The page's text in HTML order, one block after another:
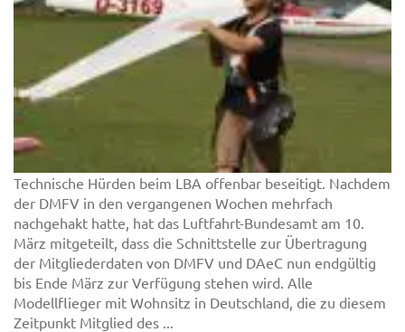
Technische Hürden beim LBA offenbar beseitigt. Nachdem
der DMFV in den vergangenen Wochen mehrfach
nachgehakt hatte, hat das Luftfahrt-Bundesamt am 10.
März mitgeteilt, dass die Schnittstelle zur Übertragung
der Mitgliederdaten von DMFV und DAeC nun endgültig
bis Ende März zur Verfügung stehen wird. Alle
Modellflieger mit Wohnsitz in Deutschland, die zu diesem
Zeitpunkt Mitglied des ...